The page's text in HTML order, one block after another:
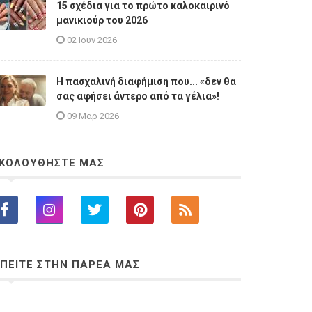
15 σχέδια για το πρώτο καλοκαιρινό
μανικιούρ του 2026
02 Ιουν 2026
Η πασχαλινή διαφήμιση που... «δεν θα
σας αφήσει άντερο από τα γέλια»!
09 Μαρ 2026
ΜΑΣ
ΣΤΗΝ ΠΑΡΕΑ ΜΑΣ